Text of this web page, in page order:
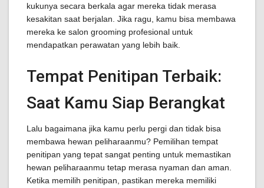
kukunya secara berkala agar mereka tidak merasa
kesakitan saat berjalan. Jika ragu, kamu bisa membawa
mereka ke salon grooming profesional untuk
mendapatkan perawatan yang lebih baik.
Tempat Penitipan Terbaik:
Saat Kamu Siap Berangkat
Lalu bagaimana jika kamu perlu pergi dan tidak bisa
membawa hewan peliharaanmu? Pemilihan tempat
penitipan yang tepat sangat penting untuk memastikan
hewan peliharaanmu tetap merasa nyaman dan aman.
Ketika memilih penitipan, pastikan mereka memiliki